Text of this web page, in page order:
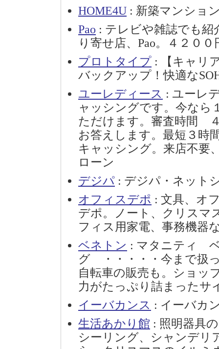
HOME4U : 新築マンショ
Pao : テレビや雑誌でも
り寄せ店、Pao。４２０
プロトタイプ : 【キャリ
バックアップ！快適な
ユーレディース : ユーレ
ャッシングです。今なら
ただけます。審査時間
お答えします。最短３時
キャッシング。来店不要
ローン
デジパ : デジパ・ネット
オフィスデポ : 文具、オ
デポ。ノート、クリスマ
フィス用家電、事務機器
ベネトン : マタニティ
グ ・・・・・今まで扱
自転車の販売も。ショッ
力がたっぷり詰まったサ
イーバカンス : イーバカ
生活あかり館 : 照明器具
シーリング、シャンデリ